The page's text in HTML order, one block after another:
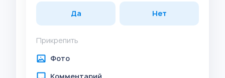
Да Нет
Прикрепить
Фото